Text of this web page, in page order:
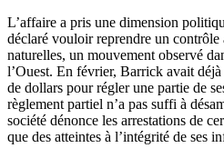
L’affaire a pris une dimension
déclaré vouloir reprendre un contrôle
naturelles, un mouvement observé
l’Ouest. En février, Barrick avait
de dollars pour régler une partie de
règlement partiel n’a pas suffi à
société dénonce les arrestations de
que des atteintes à l’intégrité de ses